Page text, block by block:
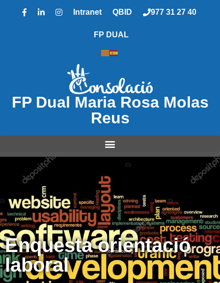
Intranet QBID 977 31 27 40
FP DUAL
FP Dual Maria Rosa Molas
Reus
Enquesta orientació
laboral